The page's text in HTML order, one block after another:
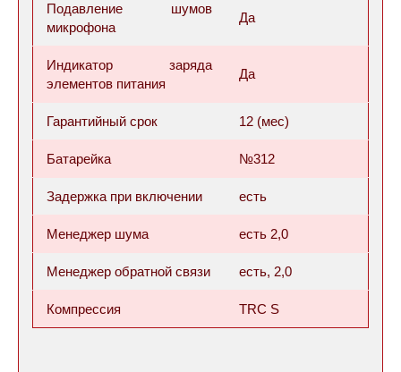
Подавление шумов
микрофона
Да
Индикатор заряда
элементов питания
Да
Гарантийный срок 12 (мес)
Батарейка №312
Задержка при включении есть
Менеджер шума есть 2,0
Менеджер обратной связи есть, 2,0
Компрессия TRC S